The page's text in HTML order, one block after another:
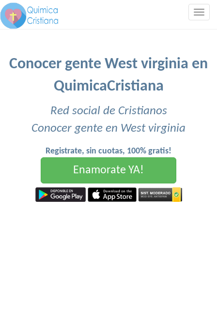
Conocer gente West virginia en
QuimicaCristiana
Red social de Cristianos
Conocer gente en West virginia
Registrate, sin cuotas, 100% gratis!
Enamorate YA!